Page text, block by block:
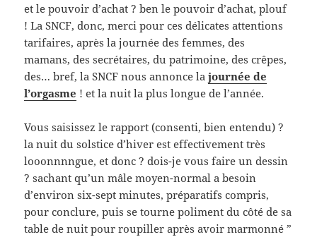
et le pouvoir d’achat ? ben le pouvoir d’achat, plouf
! La SNCF, donc, merci pour ces délicates attentions
tarifaires, après la journée des femmes, des
mamans, des secrétaires, du patrimoine, des crêpes,
des… bref, la SNCF nous annonce lajournée de
l’orgasme ! et la nuit la plus longue de l’année.
Vous saisissez le rapport (consenti, bien entendu) ?
la nuit du solstice d’hiver est effectivement très
looonnnngue, et donc ? dois-je vous faire un dessin
? sachant qu’un mâle moyen-normal a besoin
d’environ six-sept minutes, préparatifs compris,
pour conclure, puis se tourne poliment du côté de sa
table de nuit pour roupiller après avoir marmonné ”